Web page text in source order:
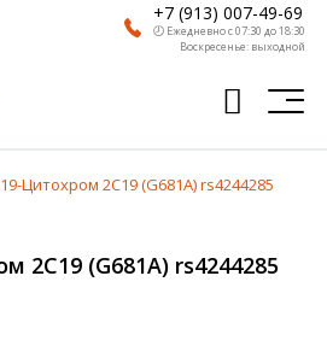
+7 (913) 007-49-69
🕗 Ежедневно с 07:30 до 18:30
Воскресенье: выходной
Цитохром 2C19 (G681A) rs4244285
2C19 (G681A) rs4244285